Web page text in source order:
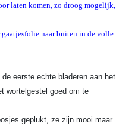
laten komen, zo droog mogelijk,
gaatjesfolie naar buiten in de volle
eerste echte bladeren aan het
wortelgestel goed om te
geplukt, ze zijn mooi maar